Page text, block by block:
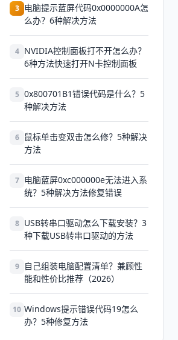
3 电脑提示蓝屏代码0x0000000A怎
么办？6种解决方法
4 NVIDIA控制面板打不开怎么办？
6种方法快速打开N卡控制面板
5 0x800701B1错误代码是什么？5
种解决方法
6
鼠标单击变双击怎么修？5种解决
方法
7 电脑蓝屏0xc000000e无法进入系
统？5种解决方法修复错误
8 USB转串口驱动怎么下载安装？3
种下载USB转串口驱动的方法
9
自己组装电脑配置清单？兼顾性
能和性价比推荐（2026）
10 Windows提示错误代码19怎么
办？5种修复方法